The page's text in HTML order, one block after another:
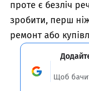
проте є безліч
зробити, перш
ремонт або
Щоб